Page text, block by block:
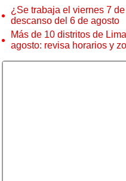
¿Se trabaja el viernes 7
descanso del 6 de agosto
Más de 10 distritos de
agosto: revisa horarios y